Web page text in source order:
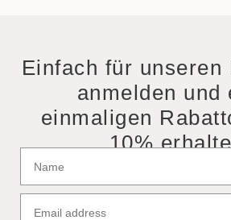
Einfach für unseren
anmelden und
einmaligen
10%